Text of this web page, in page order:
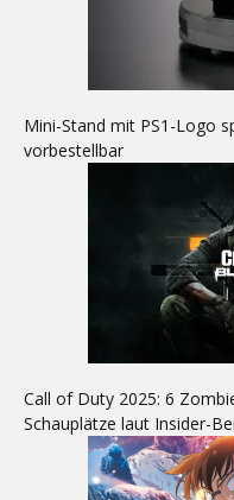
Mini-Stand mit PS1-Logo
vorbestellbar
Call of Duty 2025: 6
Schauplätze laut Insider-